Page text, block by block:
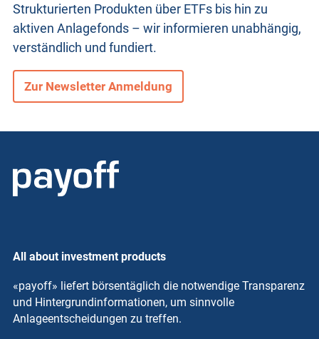
Strukturierten Produkten über ETFs bis hin zu
aktiven Anlagefonds – wir informieren unabhängig,
verständlich und fundiert.
Zur Newsletter Anmeldung
All about investment products
«payoff» liefert börsentäglich die notwendige Transparenz
und Hintergrundinformationen, um sinnvolle
Anlageentscheidungen zu treffen.